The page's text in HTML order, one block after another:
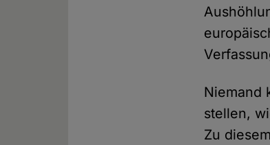
Niemand
stellen,
Zu